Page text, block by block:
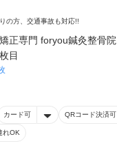
の方、交通事故も対応!!
カード可 QRコード決済可
れOK